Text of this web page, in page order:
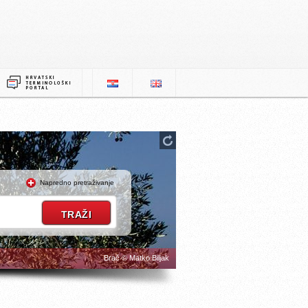
Napredno pretraživanje
Brač © Matko Biljak